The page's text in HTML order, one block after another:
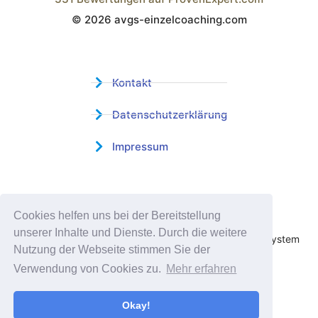
Cookies helfen uns bei der Bereitstellung
unserer Inhalte und Dienste. Durch die weitere
Nutzung der Webseite stimmen Sie der
Verwendung von Cookies zu. Mehr erfahren
Okay!
Wistor GmbH
© 2026 avgs-einzelcoaching.com
Kontakt
Datenschutzerklärung
Impressum
Profitieren sie jetzt von unserer über 15 jährigen
Praxiserfahrung und unserem erfolgreichen Coachingsystem